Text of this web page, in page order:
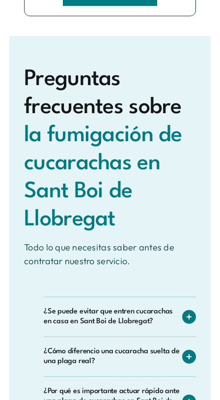
Preguntas
frecuentes sobre
la fumigación de
cucarachas en
Sant Boi de
Llobregat
Todo lo que necesitas saber antes de
contratar nuestro servicio.
¿Se puede evitar que entren cucarachas
en casa en Sant Boi de Llobregat?
bien las cajas de cartón y la mercancía antes
de guardarlas, sellando grietas junto a
tuberías y desagües, y comprobando los
electrodomésticos de segunda mano, ya
¿Cómo diferencio una cucaracha suelta de
una plaga real?
oscuros en rincones húmedos, restos de
¿Por qué es importante actuar rápido ante